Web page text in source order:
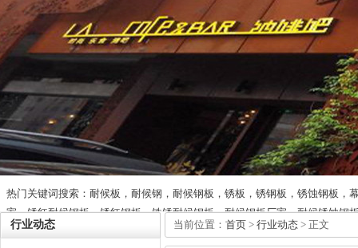
热门关键词搜索：耐候板，耐候钢，耐候钢板，锈板，锈钢板，锈蚀钢板，
家，锈红耐候钢板，锈红钢板，铁锈耐候钢板，耐候钢板厂家，耐候锈蚀钢
行业动态
当前位置： 首页 > 行业动态 > 正文